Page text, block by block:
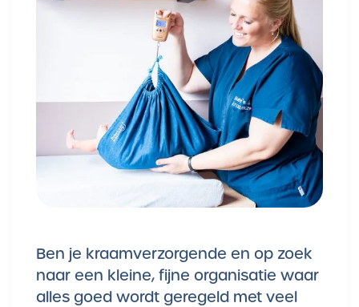
Ben je kraamverzorgende en op zoek
naar een kleine, fijne organisatie waar
alles goed wordt geregeld met veel